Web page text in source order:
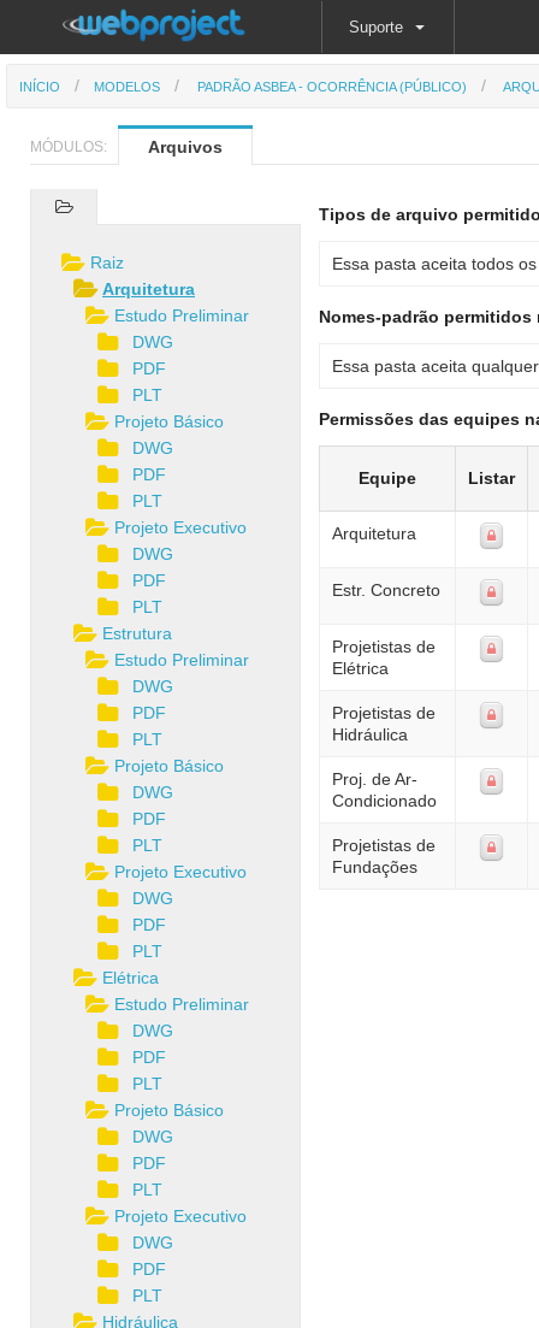
Suporte
INÍCIO MODELOS PADRÃO ASBEA - OCORRÊNCIA (PÚBLICO)
MÓDULOS: Arquivos
Tipos de arquivo
Essa pasta aceita todos
Nomes-padrão permitidos
Essa pasta aceita
Permissões das equipes
Equipe Listar
Arquitetura
Estr. Concreto
Projetistas de
Elétrica
Projetistas de
Hidráulica
Proj. de Ar-
Condicionado
Projetistas de
Fundações
Raiz
Arquitetura
Estudo Preliminar
DWG
PDF
PLT
Projeto Básico
DWG
PDF
PLT
Projeto Executivo
DWG
PDF
PLT
Estrutura
Estudo Preliminar
DWG
PDF
PLT
Projeto Básico
DWG
PDF
PLT
Projeto Executivo
DWG
PDF
PLT
Elétrica
Estudo Preliminar
DWG
PDF
PLT
Projeto Básico
DWG
PDF
PLT
Projeto Executivo
DWG
PDF
PLT
Hidráulica